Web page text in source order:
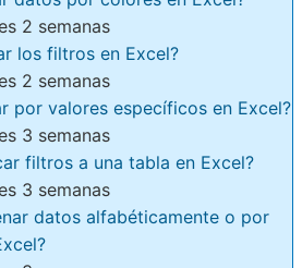
2 semanas
los filtros en Excel?
2 semanas
por valores específicos en Excel?
3 semanas
filtros a una tabla en Excel?
3 semanas
datos alfabéticamente o por